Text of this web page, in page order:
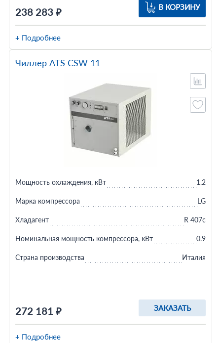
238 283 ₽ В КОРЗИНУ
+ Подробнее
Чиллер ATS CSW 11
272 181 ₽ ЗАКАЗАТЬ
Мощность охлаждения, кВт 1.2
Марка компрессора LG
Хладагент R 407c
Номинальная мощность компрессора, кВт 0.9
Страна производства Италия
+ Подробнее